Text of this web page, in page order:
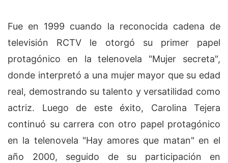
Fue en 1999 cuando la reconocida cadena de
televisión RCTV le otorgó su primer papel
protagónico en la telenovela "Mujer secreta",
donde interpretó a una mujer mayor que su edad
real, demostrando su talento y versatilidad como
actriz. Luego de este éxito, Carolina Tejera
continuó su carrera con otro papel protagónico
en la telenovela "Hay amores que matan" en el
año 2000, seguido de su participación en